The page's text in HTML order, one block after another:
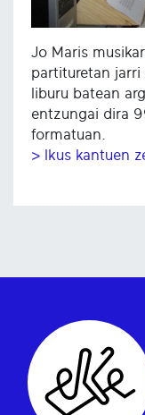
Jo Maris
partituretan
liburu batean
entzungai dira
formatuan.
> Ikus kantuen